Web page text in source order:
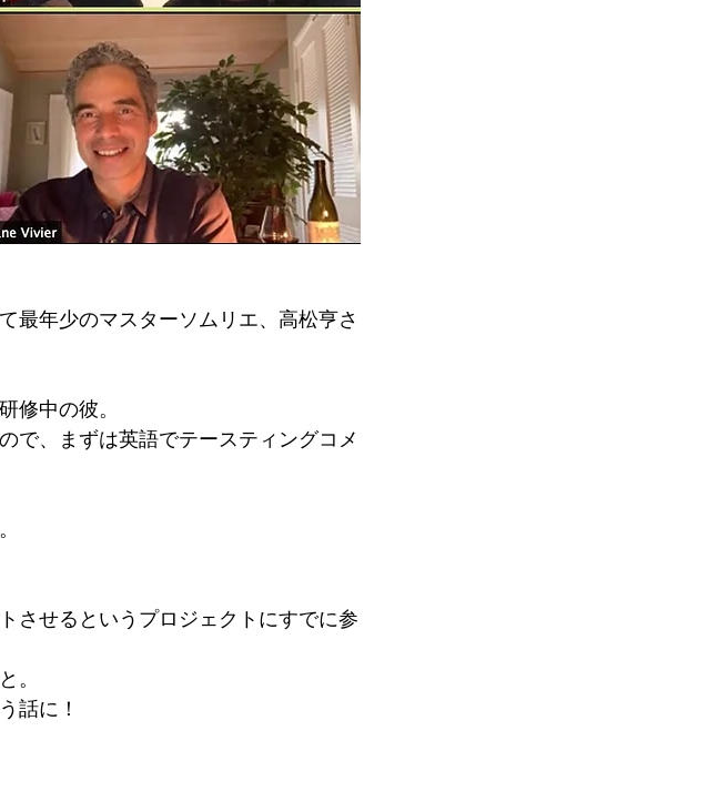
最年少のマスターソムリエ、高松亨さ
修中の彼。
で、まずは英語でテースティングコメ
させるというプロジェクトにすでに参
。
話に！